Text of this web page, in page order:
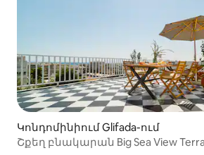
Կոնդոմինիում Glifada-ում
Շքեղ բնակարան Big Sea View